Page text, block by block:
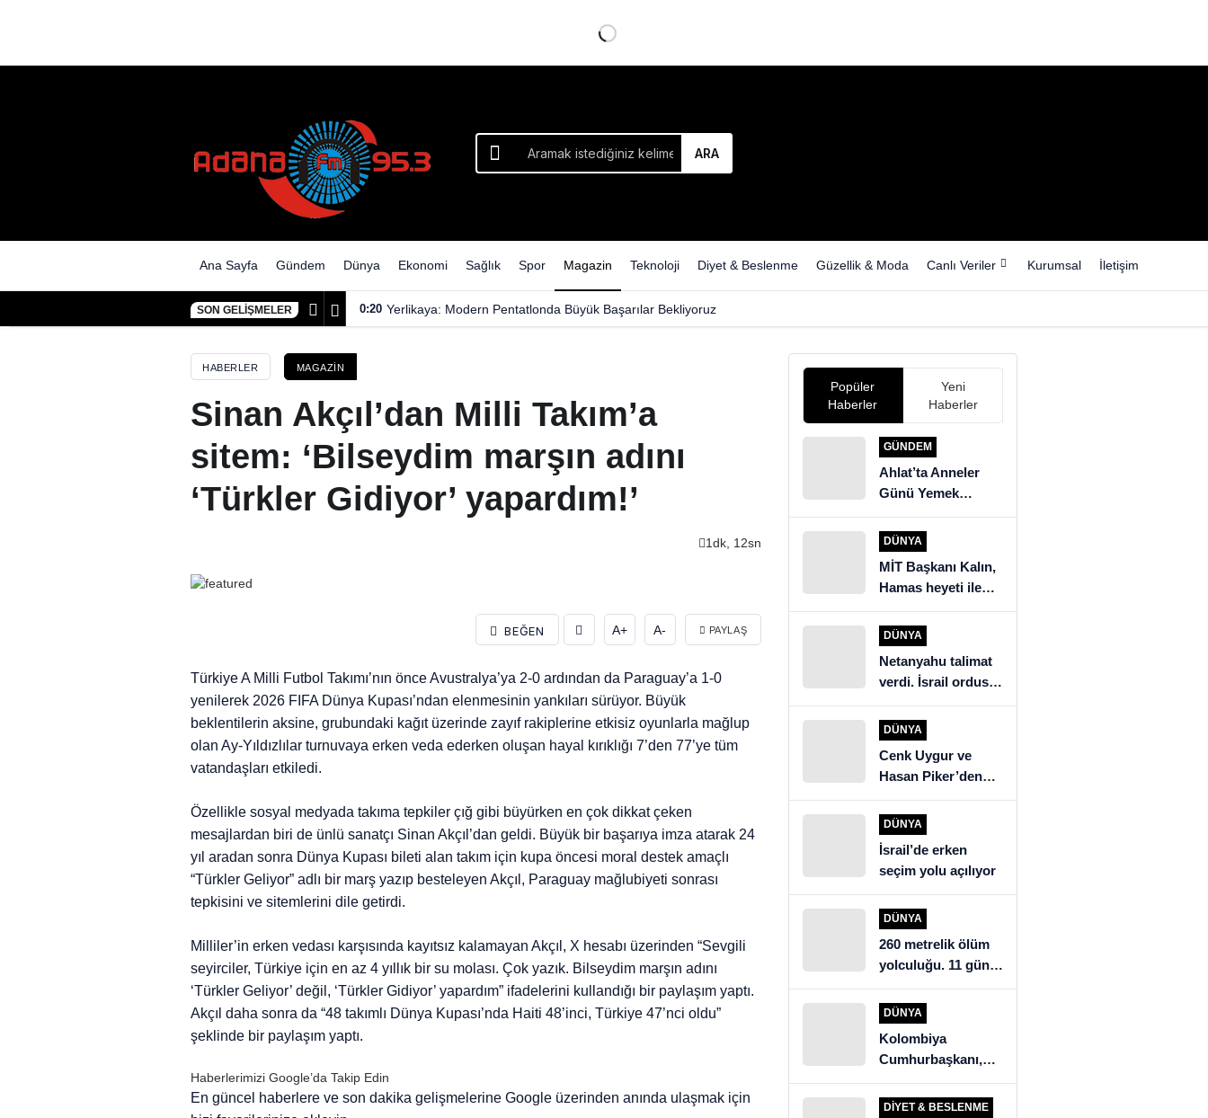
ARA
Ana Sayfa Gündem Dünya Ekonomi Sağlık Spor Magazin Teknoloji Diyet & Beslenme Güzellik & Moda Canlı Veriler Kurumsal İletişim
SON GELIŞMELER 0:20 Yerlikaya: Modern Pentatlonda Büyük Başarılar Bekliyoruz
HABERLER MAGAZIN
Sinan Akçıl’dan Milli Takım’a
sitem: ‘Bilseydim marşın adını
‘Türkler Gidiyor’ yapardım!’
1dk, 12sn
BEĞEN A+ A- PAYLAŞ
Türkiye A Milli Futbol Takımı’nın önce Avustralya’ya 2-0 ardından da Paraguay’a 1-0
yenilerek 2026 FIFA Dünya Kupası’ndan elenmesinin yankıları sürüyor. Büyük
beklentilerin aksine, grubundaki kağıt üzerinde zayıf rakiplerine etkisiz oyunlarla mağlup
olan Ay-Yıldızlılar turnuvaya erken veda ederken oluşan hayal kırıklığı 7’den 77’ye tüm
vatandaşları etkiledi.
Özellikle sosyal medyada takıma tepkiler çığ gibi büyürken en çok dikkat çeken
mesajlardan biri de ünlü sanatçı Sinan Akçıl’dan geldi. Büyük bir başarıya imza atarak 24
yıl aradan sonra Dünya Kupası bileti alan takım için kupa öncesi moral destek amaçlı
“Türkler Geliyor” adlı bir marş yazıp besteleyen Akçıl, Paraguay mağlubiyeti sonrası
tepkisini ve sitemlerini dile getirdi.
Milliler’in erken vedası karşısında kayıtsız kalamayan Akçıl, X hesabı üzerinden “Sevgili
seyirciler, Türkiye için en az 4 yıllık bir su molası. Çok yazık. Bilseydim marşın adını
‘Türkler Geliyor’ değil, ‘Türkler Gidiyor’ yapardım” ifadelerini kullandığı bir paylaşım yaptı.
Akçıl daha sonra da “48 takımlı Dünya Kupası’nda Haiti 48’inci, Türkiye 47’nci oldu”
şeklinde bir paylaşım yaptı.
Haberlerimizi Google’da Takip Edin
En güncel haberlere ve son dakika gelişmelerine Google üzerinden anında ulaşmak için
Sinan Akçıl’dan Milli Takım’a sitem: ‘Bilseydim marşın adını ‘Türkler Gidiyor’ yapardım!’
Popüler
Haberler
Yeni
Haberler
GÜNDEM
Ahlat’ta Anneler
Günü Yemek
Yarışması
DÜNYA
MİT Başkanı Kalın,
Hamas heyeti ile
görüştü
DÜNYA
Netanyahu talimat
verdi. İsrail ordusu
Beyrut’un güneyine
saldırıyor
DÜNYA
Cenk Uygur ve
Hasan Piker’den
İngiltere
açıklaması: “İsrail’i
eleştirdik, ülkeye
alınmadık”
DÜNYA
İsrail’de erken
seçim yolu açılıyor
DÜNYA
260 metrelik ölüm
yolculuğu. 11 gün
mağarada kalan
köylüler kurtarma
ekiplerini şoke etti
DÜNYA
Kolombiya
Cumhurbaşkanı,
seçim sonuçlarını
tanımadığını ilan
DIYET & BESLENME